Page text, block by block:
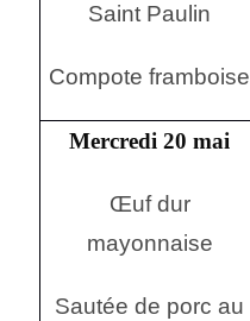
Saint Paulin
Compote framboise
Mercredi 20 mai
Œuf dur
mayonnaise
Sautée de porc au